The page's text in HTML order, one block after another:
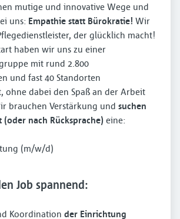
mutige und innovative Wege und
uns: Empathie statt Bürokratie! Wir
der glücklich macht!
haben wir uns zu einer
mit rund 2.800
und fast 40 Standorten
ohne dabei den Spaß an der Arbeit
brauchen Verstärkung und suchen
nach Rücksprache) eine:
(m/w/d)
Job spannend:
Koordination der Einrichtung